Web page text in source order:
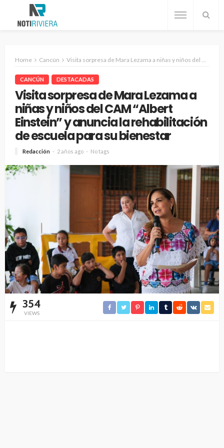
Home Cancún Visita sorpresa de Mara Lezama a niñas y niños del CAM “Albert Einstein” y anuncia la rehabilitación de escuela para su bienestar
CANCÚN DESTACADAS
Visita sorpresa de Mara Lezama a
niñas y niños del CAM “Albert
Einstein” y anuncia la rehabilitación
de escuela para su bienestar
Redacción 2 años ago No tags
354
VIEWS